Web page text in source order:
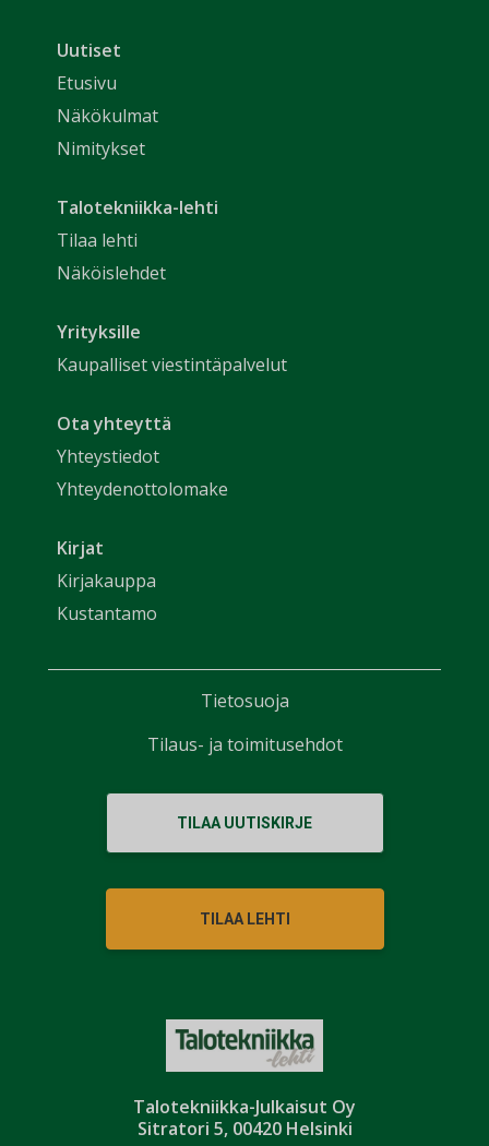
Talotekniikka-Julkaisut Oy
Sitratori 5, 00420 Helsinki
Uutiset
Etusivu
Näkökulmat
Nimitykset
Talotekniikka-lehti
Tilaa lehti
Näköislehdet
Yrityksille
Kaupalliset viestintäpalvelut
Ota yhteyttä
Yhteystiedot
Yhteydenottolomake
Kirjat
Kirjakauppa
Kustantamo
TILAA UUTISKIRJE
TILAA LEHTI
Tietosuoja
Tilaus- ja toimitusehdot